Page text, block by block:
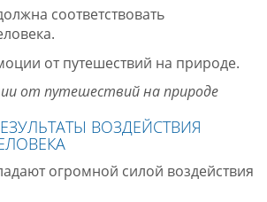
соответствовать
от путешествий на природе
ВОЗДЕЙСТВИЯ
огромной силой воздействия